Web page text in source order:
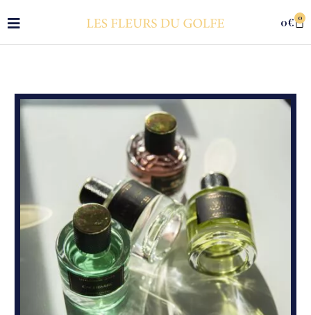
0€ 0